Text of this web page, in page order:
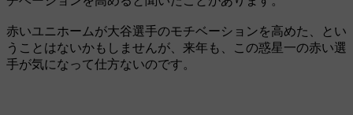
赤いユニホームが大谷選手のモチベーションを高めた、とい
うことはないかもしませんが、来年も、この惑星一の赤い選
手が気になって仕方ないのです。